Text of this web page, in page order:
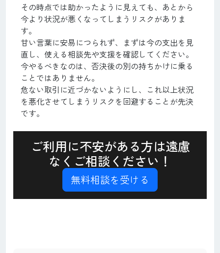
その時点では助かったように見えても、あとから
今より状況が悪くなってしまうリスクがありま
す。
甘い言葉に安易につられず、まずは今の支出を見
直し、使える相談先や支援を確認してください。
今やるべきなのは、否決後の別の持ちかけに乗る
ことではありません。
危ない取引に近づかないようにし、これ以上状況
を悪化させてしまうリスクを回避することが先決
です。
ご利用に不安がある方は遠慮
なくご相談ください！
無料相談を受ける